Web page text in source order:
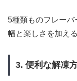
5種類ものフレー
幅と楽しさを加え
3. 便利な解凍